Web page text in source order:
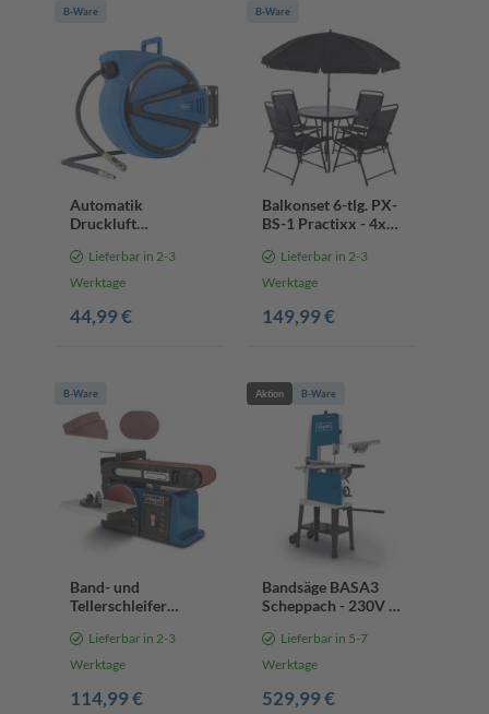
B-Ware
Automatik
Druckluft
AHR15 Scheppach -
15m Schlauchlänge |
Arbeitsdruck | 180°
Lieferbar in 2-3
Werktage
44,99 €
B-Ware
Balkonset 6-tlg. PX-
BS-1 Practixx - 4x
Sonnenschrim,
Glastisch | Schwarz
Gartenset | Bistroset
Lieferbar in 2-3
Werktage
149,99 €
B-Ware
Band- und
Tellerschleifer
370W | inkl. 6-tlg.
Zubehör | Ø150mm
Lieferbar in 2-3
Werktage
114,99 €
Aktion B-Ware
Bandsäge BASA3
Scheppach - 230V |
Schnitthöhe | 6-
20mm
370-750m/min
Lieferbar in 5-7
Werktage
529,99 €